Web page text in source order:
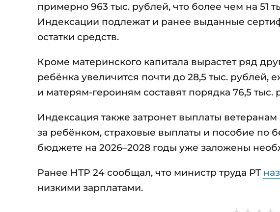
примерно 963 тыс. рублей, что более чем на 51
Индексации подлежат и ранее выданные
остатки средств.
Кроме материнского капитала вырастет ряд
ребёнка увеличится почти до 28,5 тыс. рублей,
и матерям-героиням составят порядка 76,5 тыс.
Индексация также затронет выплаты
за ребёнком, страховые выплаты и пособие по
бюджете на 2026–2028 годы уже заложены
Ранее НТР 24 сообщал, что министр труда РТ
низкими зарплатами.